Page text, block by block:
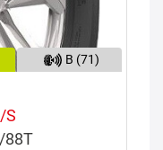
B (71)
S
88T